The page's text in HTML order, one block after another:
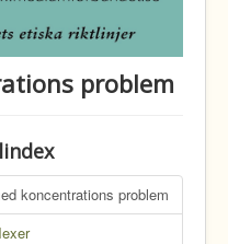
problem
koncentrations problem